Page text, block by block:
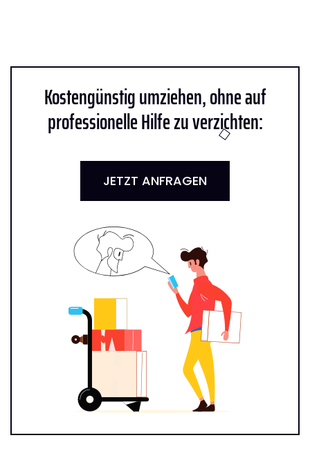
Kostengünstig umziehen, ohne auf
professionelle Hilfe zu verzichten:
JETZT ANFRAGEN